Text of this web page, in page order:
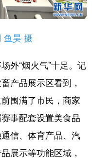
昊 摄
“烟火气”十足。记
产品展示区看到，
围满了市民，商家
事配套设置美食品
信、体育产品、汽
展示等功能区域，